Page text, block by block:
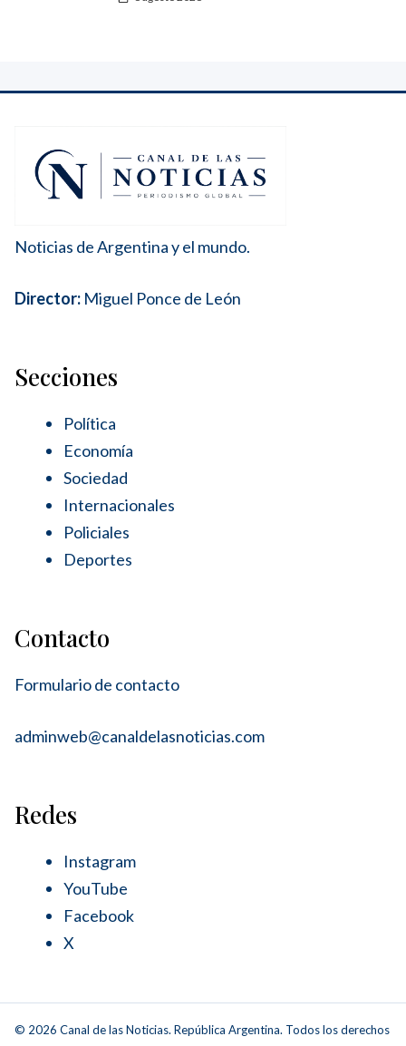
Noticias de Argentina y el mundo.
Director: Miguel Ponce de León
Secciones
Política
Economía
Sociedad
Internacionales
Policiales
Deportes
Contacto
Formulario de contacto
adminweb@canaldelasnoticias.com
Redes
Instagram
YouTube
Facebook
X
© 2026 Canal de las Noticias. República Argentina. Todos los derechos